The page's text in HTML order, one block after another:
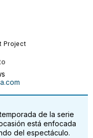
de la serie
está enfocada
del espectáculo.